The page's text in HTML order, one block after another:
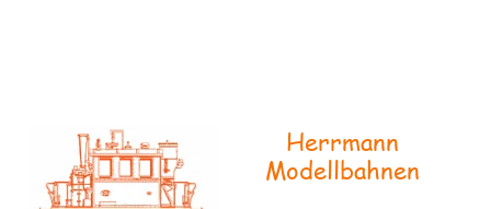
Herrmann
Modellbahnen